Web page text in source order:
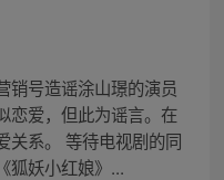
销号造谣涂山璟的演员
恋爱，但此为谣言。在
关系。 等待电视剧的同
狐妖小红娘》...